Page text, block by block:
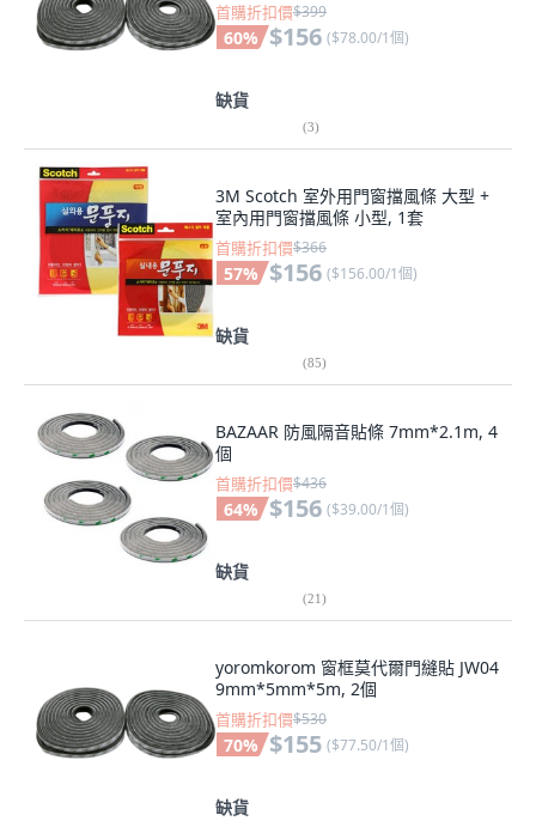
首購折扣價$399
60% $156 ($78.00/1個)
缺貨
(3)
3M Scotch 室外用門窗擋風條 大型 +
室內用門窗擋風條 小型, 1套
首購折扣價$366
57% $156 ($156.00/1個)
缺貨
(85)
BAZAAR 防風隔音貼條 7mm*2.1m, 4
個
首購折扣價$436
64% $156 ($39.00/1個)
缺貨
(21)
yoromkorom 窗框莫代爾門縫貼 JW04
9mm*5mm*5m, 2個
首購折扣價$530
70% $155 ($77.50/1個)
缺貨